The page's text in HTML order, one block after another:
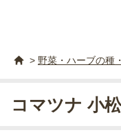
> 野菜・ハーブの種
コマツナ 小